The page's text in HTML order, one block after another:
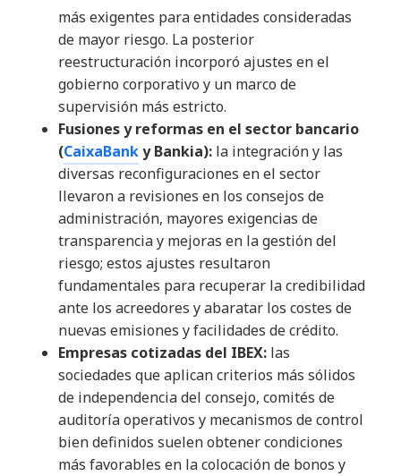
más exigentes para entidades consideradas
de mayor riesgo. La posterior
reestructuración incorporó ajustes en el
gobierno corporativo y un marco de
supervisión más estricto.
Fusiones y reformas en el sector bancario
(CaixaBanky Bankia): la integración y las
diversas reconfiguraciones en el sector
llevaron a revisiones en los consejos de
administración, mayores exigencias de
transparencia y mejoras en la gestión del
riesgo; estos ajustes resultaron
fundamentales para recuperar la credibilidad
ante los acreedores y abaratar los costes de
nuevas emisiones y facilidades de crédito.
Empresas cotizadas del IBEX: las
sociedades que aplican criterios más sólidos
de independencia del consejo, comités de
auditoría operativos y mecanismos de control
bien definidos suelen obtener condiciones
más favorables en la colocación de bonos y